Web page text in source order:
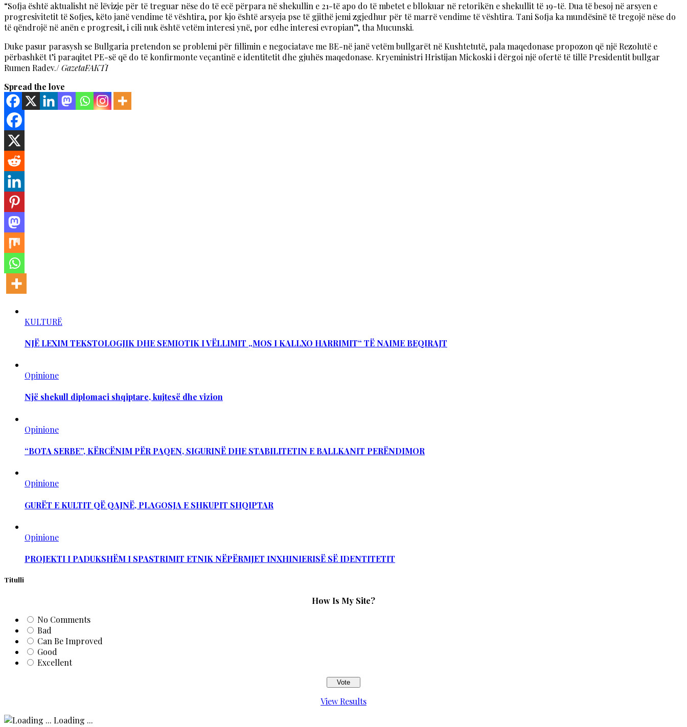
“Sofja është aktualisht në lëvizje për të treguar nëse do të ecë përpara në shekullin e 21-të apo do të mbetet e bllokuar në retorikën e shekullit të 19-të. Dua të besoj në arsyen e
progresivitetit të Sofjes, këto janë vendime të vështira, por kjo është arsyeja pse të gjithë jemi zgjedhur për të marrë vendime të vështira. Tani Sofja ka mundësinë të tregojë nëse do
të qëndrojë në anën e progresit, i cili nuk është vetëm interesi ynë, por edhe interesi evropian”, tha Mucunski.
Duke pasur parasysh se Bullgaria pretendon se problemi për fillimin e negociatave me BE-në janë vetëm bullgarët në Kushtetutë, pala maqedonase propozon që një Rezolutë e
përbashkët t’i paraqitet PE-së që do të konfirmonte veçantinë e identitetit dhe gjuhës maqedonase. Kryeministri Hristijan Mickoski i dërgoi një ofertë të tillë Presidentit bullgar
Rumen Radev./GazetaFAKTI
Spread the love
KULTURË
NJË LEXIM TEKSTOLOGJIK DHE SEMIOTIK I VËLLIMIT „MOS I KALLXO HARRIMIT“ TË NAIME BEQIRAJT
Opinione
Një shekull diplomaci shqiptare, kujtesë dhe vizion
Opinione
“BOTA SERBE”, KËRCËNIM PËR PAQEN, SIGURINË DHE STABILITETIN E BALLKANIT PERËNDIMOR
Opinione
GURËT E KULTIT QË QAJNË, PLAGOSJA E SHKUPIT SHQIPTAR
Opinione
PROJEKTI I PADUKSHËM I SPASTRIMIT ETNIK NËPËRMJET INXHINIERISË SË IDENTITETIT
Titulli
How Is My Site?
No Comments
Bad
Can Be Improved
Good
Excellent
View Results
Loading ...